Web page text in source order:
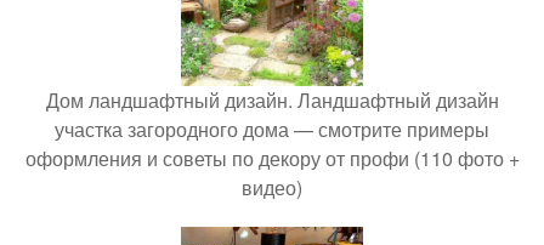
Дом ландшафтный дизайн. Ландшафтный дизайн
участка загородного дома — смотрите примеры
оформления и советы по декору от профи (110 фото +
видео)